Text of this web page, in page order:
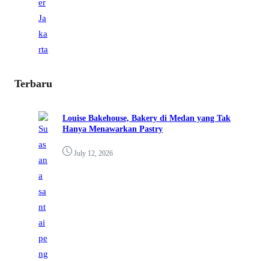
Terbaru
Louise Bakehouse, Bakery di Medan yang Tak
Hanya Menawarkan Pastry
July 12, 2026